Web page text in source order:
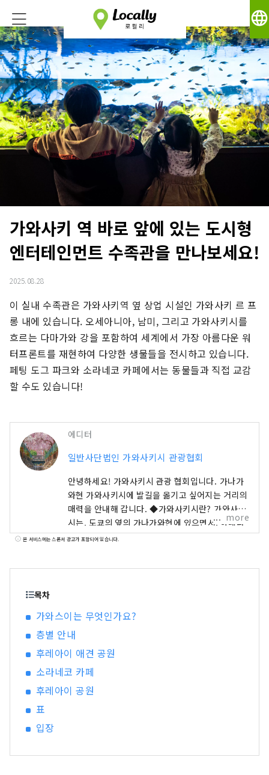
language
가와사키 역 바로 앞에 있는 도시형
엔터테인먼트 수족관을 만나보세요!
2025.08.28
이 실내 수족관은 가와사키역 옆 상업 시설인 가와사키 르 프
롱 내에 있습니다. 오세아니아, 남미, 그리고 가와사키시를
흐르는 다마가와 강을 포함하여 세계에서 가장 아름다운 워
터프론트를 재현하여 다양한 생물들을 전시하고 있습니다.
페팅 도그 파크와 소라네코 카페에서는 동물들과 직접 교감
할 수도 있습니다!
에디터
일반사단법인 가와사키시 관광협회
안녕하세요! 가와사키시 관광 협회입니다. 가나가
와현 가와사키시에 발길을 옮기고 싶어지는 거리의
매력을 안내해 갑니다. ◆가와사키시란? 가와사키
시는, 도쿄의 옆의 가나가와현에 있으면서, 하네다
공항으로부터 15분, 도쿄의 주요역으로부터 수십
어, 일본의 그대로의 도시 생활에 접할 수 있습니다.
일본의 고도 경제 성장을 지지한 공업 지대에서 태
어난 공장 야경이 유명합니다만, 에도 막부를 연 장
군에 의해 정비된 도쿄에서 교토까지의 대동맥인
“도카이도”의 여인숙 마을 “도카이도 53차”의 하
나로서 번창해, 하츠키에는 일본 최대급의 참가자
시간 가동하는 공장군은, 밤을 맞이하면 플랜트에
more
본 서비스에는 스폰서 광고가 포함되어 있습니다.
목차
가와스이는 무엇인가요?
층별 안내
후레아이 애견 공원
소라네코 카페
후레아이 공원
표
입장